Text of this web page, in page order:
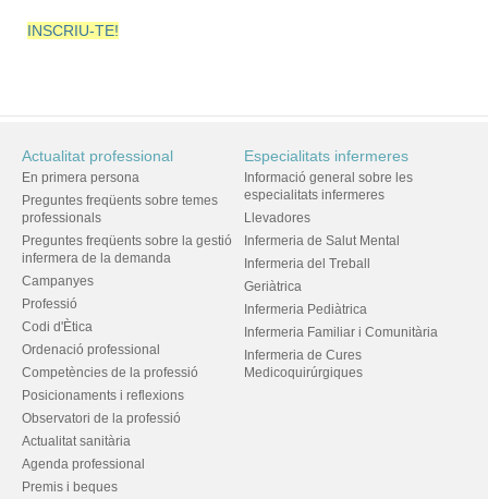
INSCRIU-TE!
Actualitat professional
En primera persona
Preguntes freqüents sobre temes
professionals
Preguntes freqüents sobre la gestió
infermera de la demanda
Campanyes
Professió
Codi d'Ètica
Ordenació professional
Competències de la professió
Posicionaments i reflexions
Observatori de la professió
Actualitat sanitària
Agenda professional
Premis i beques
Especialitats infermeres
Informació general sobre les
especialitats infermeres
Llevadores
Infermeria de Salut Mental
Infermeria del Treball
Geriàtrica
Infermeria Pediàtrica
Infermeria Familiar i Comunitària
Infermeria de Cures
Medicoquirúrgiques